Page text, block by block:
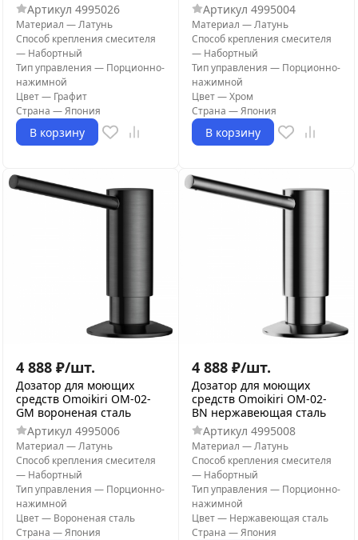
Артикул 4995026
Материал —Латунь
Способ крепления смесителя
— Набортный
Тип управления — Порционно-
нажимной
Цвет— Графит
Страна —Япония
В корзину
Артикул 4995004
Материал —Латунь
Способ крепления смесителя
— Набортный
Тип управления — Порционно-
нажимной
Цвет—Хром
Страна —Япония
В корзину
4 888 ₽/шт.
Дозатор для моющих
средств Omoikiri OM-02-
GM вороненая сталь
Артикул 4995006
Материал —Латунь
Способ крепления смесителя
— Набортный
Тип управления — Порционно-
нажимной
Цвет— Вороненая сталь
Страна —Япония
4 888 ₽/шт.
Дозатор для моющих
средств Omoikiri OM-02-
BN нержавеющая сталь
Артикул 4995008
Материал —Латунь
Способ крепления смесителя
— Набортный
Тип управления — Порционно-
нажимной
Цвет— Нержавеющая сталь
Страна —Япония